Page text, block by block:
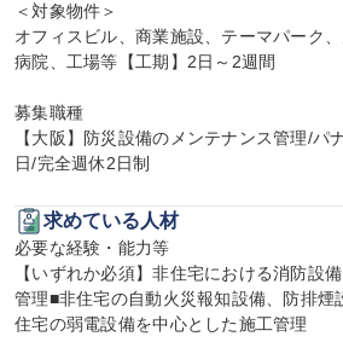
＜対象物件＞
オフィスビル、商業施設、テーマパーク
病院、工場等【工期】2日～2週間
募集職種
【大阪】防災設備のメンテナンス管理/
日/完全週休2日制
求めている人材
必要な経験・能力等
【いずれか必須】非住宅における消防設
管理■非住宅の自動火災報知設備、防排煙
住宅の弱電設備を中心とした施工管理